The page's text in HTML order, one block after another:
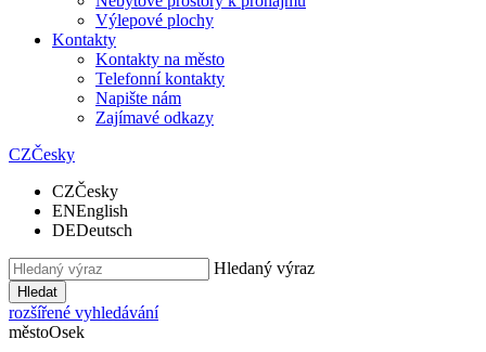
Výlepové plochy
Kontakty
Kontakty na město
Telefonní kontakty
Napište nám
Zajímavé odkazy
CZČesky
CZČesky
ENEnglish
DEDeutsch
Hledaný výraz
Hledat
rozšířené vyhledávání
městoOsek